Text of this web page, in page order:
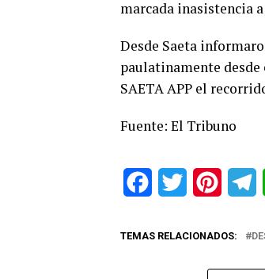
marcada inasistencia
Desde Saeta
paulatinamente desde
SAETA APP el
Fuente: El Tribuno
FacebookTwitter
TEMAS RELACIONADOS: